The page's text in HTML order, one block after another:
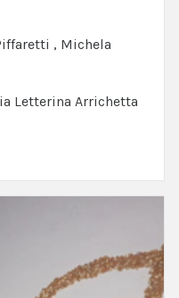
, Michela
Letterina Arrichetta